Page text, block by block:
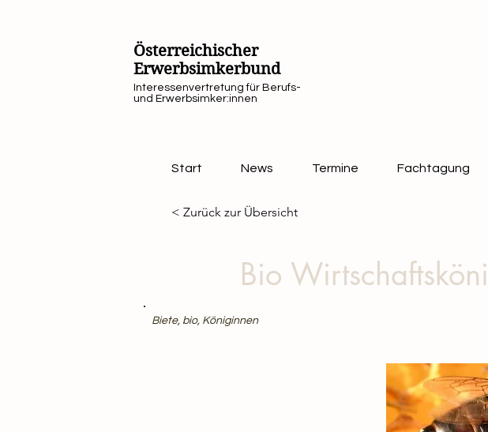
Österreichischer
Erwerbsimkerbund
Interessenvertretung für Berufs-
und Erwerbsimker:innen
Start News Termine Fachtagung
< Zurück zur Übersicht
Bio
Biete, bio, Königinnen